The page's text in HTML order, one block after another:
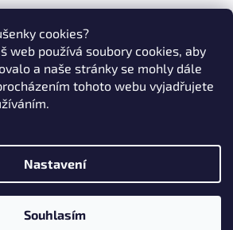
cookies?
web používá soubory cookies, aby
a naše stránky se mohly dále
tohoto webu vyjadřujete
Nastavení
Souhlasím